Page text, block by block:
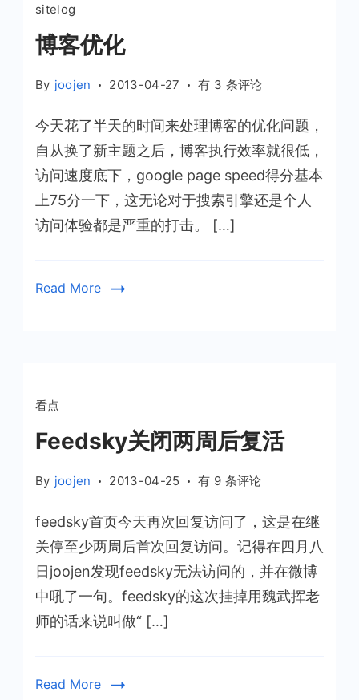
sitelog
博客优化
By joojen 2013-04-27
博
优
化
有 3 条评论
今天花了半天的时间来处理博客的优化问题，
自从换了新主题之后，博客执行效率就很低，
访问速度底下，google page speed得分基本
上75分一下，这无论对于搜索引擎还是个人
访问体验都是严重的打击。 […]
Read More
看点
Feedsky关闭两周后复活
By joojen 2013-04-25
Feedsky
闭
两
周
复
有 9 条评论
feedsky首页今天再次回复访问了，这是在继
关停至少两周后首次回复访问。记得在四月八
日joojen发现feedsky无法访问的，并在微博
中吼了一句。feedsky的这次挂掉用魏武挥老
师的话来说叫做“ […]
Read More